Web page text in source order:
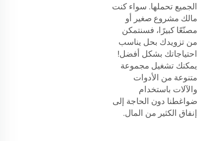
الجميع تحملها. سواء كنت
مالك مشروع صغير أو
مصنّعًا كبيرًا، فسنتمكن
من تزويدك بحل يناسب
احتياجاتك بشكل أفضل!
يمكنك تشغيل مجموعة
متنوعة من الأدوات
والآلات باستخدام
ضواغطنا دون الحاجة إلى
إنفاق الكثير من المال.